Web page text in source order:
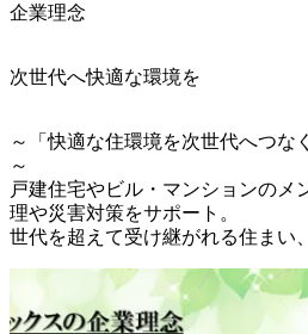
企業理念
次世代へ快適な環境を
～「快適な住環境を次世代へつな
～
戸建住宅やビル・マンションのメ
理や災害対策をサポート。
世代を超えて受け継がれる住まい